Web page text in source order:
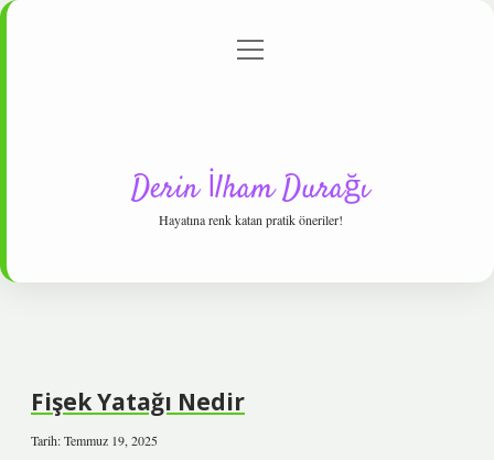
Gizlilik Politikası
menüyü
Derin İlham Durağı
Hayatına renk katan pratik öneriler!
Fişek Yatağı Nedir
Tarih: Temmuz 19, 2025